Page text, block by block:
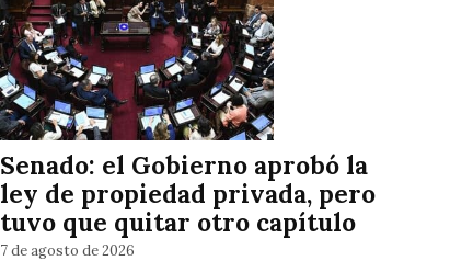
Senado: el Gobierno aprobó la
ley de propiedad privada, pero
tuvo que quitar otro capítulo
7 de agosto de 2026